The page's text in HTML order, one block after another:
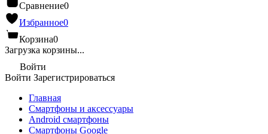
Сравнение0
Избранное0
Корзина0
Загрузка корзины...
Войти
Войти Зарегистрироваться
Главная
Смартфоны и аксессуары
Android cмартфоны
Смартфоны Google